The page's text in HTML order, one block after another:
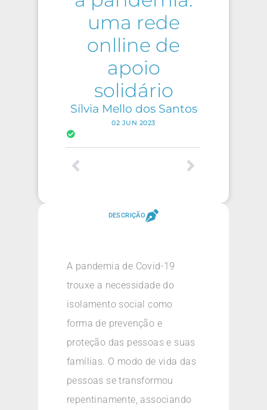
uma rede
onlline de
apoio
solidário
Sílvia Mello dos Santos
02 JUN 2023
DESCRIÇÃO
A pandemia de Covid-19
trouxe a necessidade do
isolamento social como
forma de prevenção e
proteção das pessoas e suas
famílias. O modo de vida das
pessoas se transformou
repentinamente, associando